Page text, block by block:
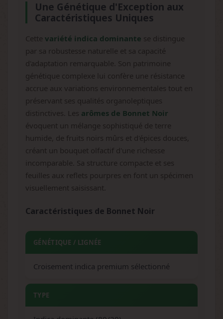
Une Génétique d'Exception aux
Caractéristiques Uniques
Cette variété indica dominante se distingue
par sa robustesse naturelle et sa capacité
d'adaptation remarquable. Son patrimoine
génétique complexe lui confère une résistance
accrue aux variations environnementales tout en
préservant ses qualités organoleptiques
distinctives. Les arômes de Bonnet Noir
évoquent un mélange sophistiqué de terre
humide, de fruits noirs mûrs et d'épices douces,
créant un bouquet olfactif d'une richesse
incomparable. Sa structure compacte et ses
feuilles aux reflets pourpres en font un spécimen
visuellement saisissant.
Caractéristiques de Bonnet Noir
GÉNÉTIQUE / LIGNÉE
Croisement indica premium sélectionné
TYPE